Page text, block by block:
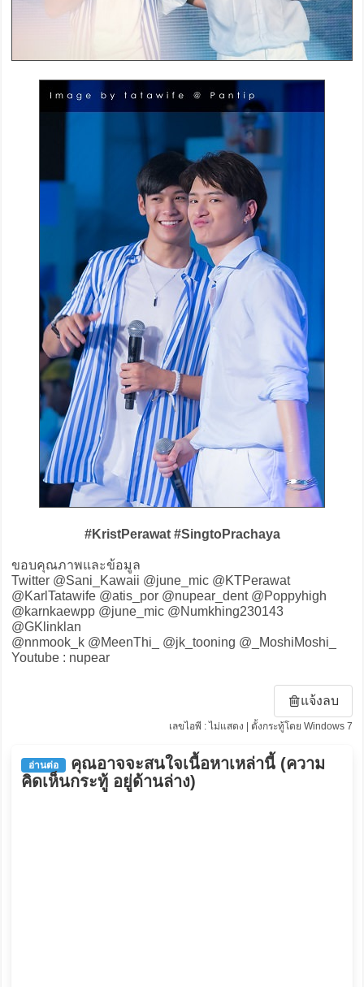
#KristPerawat #SingtoPrachaya
ขอบคุณภาพและข้อมูล
Twitter @Sani_Kawaii @june_mic @KTPerawat
@KarlTatawife @atis_por @nupear_dent @Poppyhigh
@karnkaewpp @june_mic @Numkhing230143
@GKlinklan
@nnmook_k @MeenThi_ @jk_tooning @_MoshiMoshi_
Youtube : nupear
แจ้งลบ
เลขไอพี : ไม่แสดง | ตั้งกระทู้โดย Windows 7
อ่านต่อ
คุณอาจจะสนใจเนื้อหาเหล่านี้ (ความ
คิดเห็นกระทู้ อยู่ด้านล่าง)